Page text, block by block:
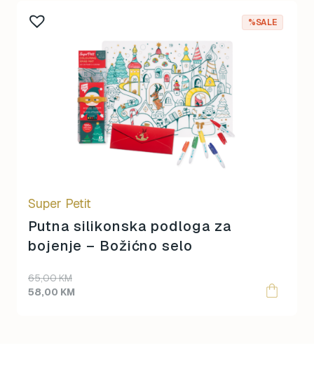
%SALE
Super Petit
Putna silikonska podloga za
bojenje – Božićno selo
65,00KM
Original
price
58,00 KM
Current
price